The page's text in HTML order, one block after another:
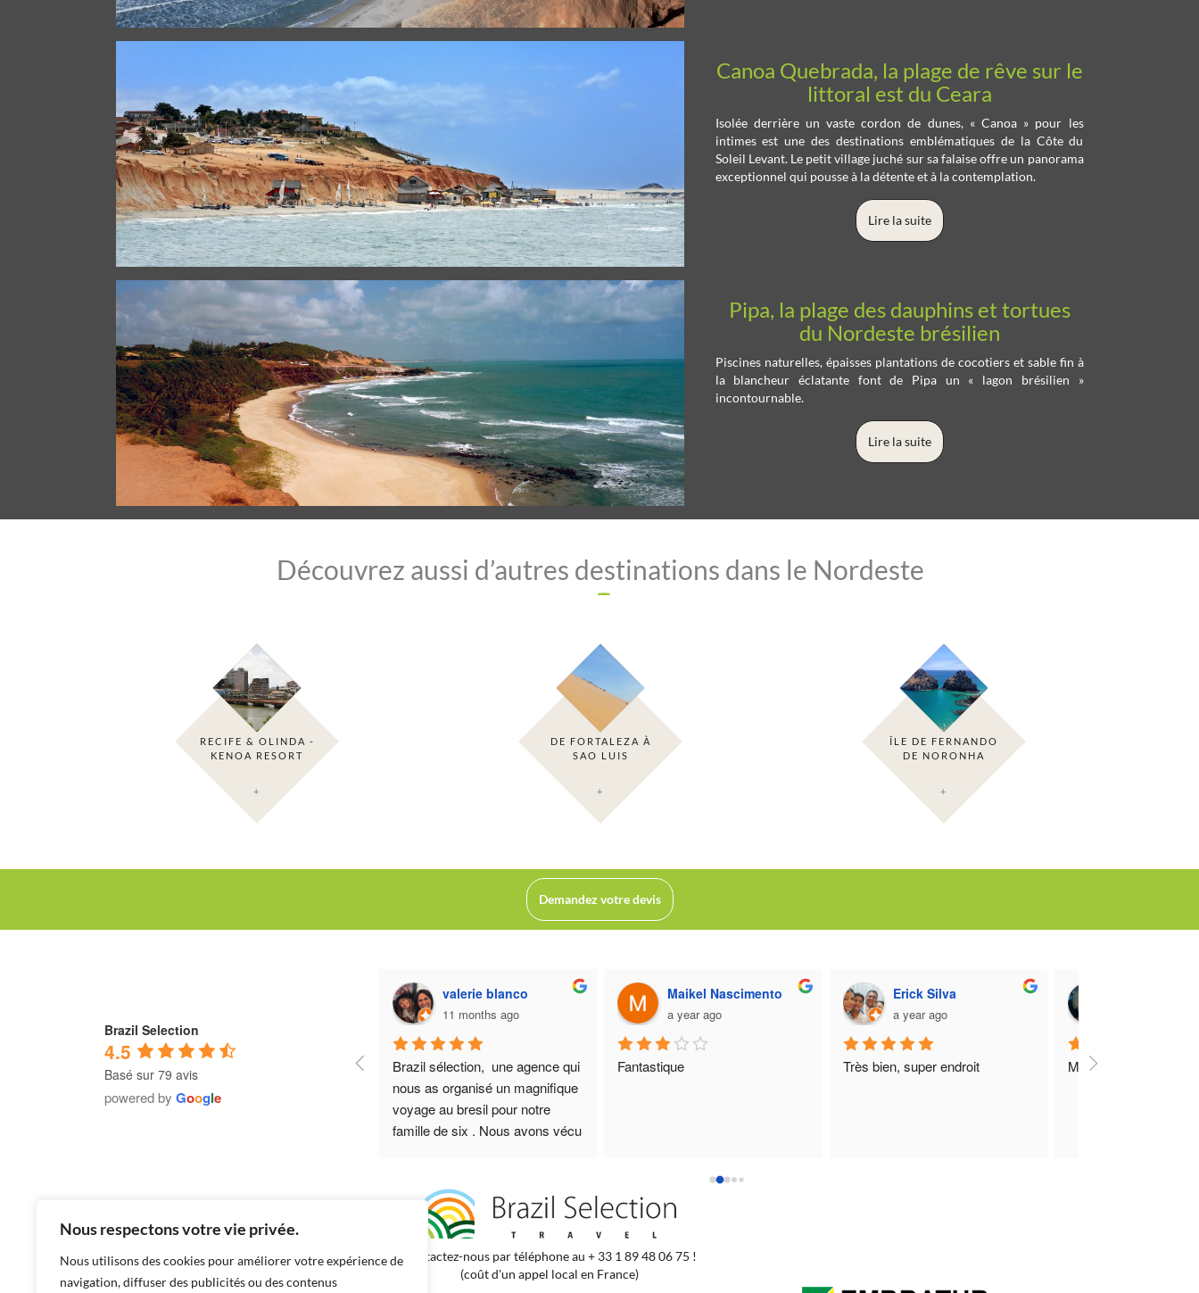
Nous respectons votre vie privée.
Nous utilisons des cookies pour améliorer votre expérience de
navigation, diffuser des publicités ou des contenus
Canoa Quebrada, la plage de rêve sur le
littoral est du Ceara
Isolée derrière un vaste cordon de dunes, « Canoa » pour les
intimes est une des destinations emblématiques de la Côte du
Soleil Levant. Le petit village juché sur sa falaise offre un panorama
exceptionnel qui pousse à la détente et à la contemplation.
Lire la suite
Pipa, la plage des dauphins et tortues
du Nordeste brésilien
Piscines naturelles, épaisses plantations de cocotiers et sable fin à
la blancheur éclatante font de Pipa un « lagon brésilien »
incontournable.
Lire la suite
Découvrez aussi d’autres destinations dans le Nordeste
RECIFE & OLINDA -
KENOA RESORT
+
DE FORTALEZA À
SAO LUIS
+
ÎLE DE FERNANDO
DE NORONHA
+
Demandez votre devis
Brazil Selection
4.5
Basé sur 79 avis
powered by Google
Pati Mesquita Leutchuk
a year ago
Magnifique plage
Carol Alveez
a year ago
Ambiance cosy 😍
Raimundo Nonato
a year ago
Superbe plage, ambiance cosy Excellente expérience
Contactez-nous par téléphone au + 33 1 89 48 06 75 !
(coût d'un appel local en France)